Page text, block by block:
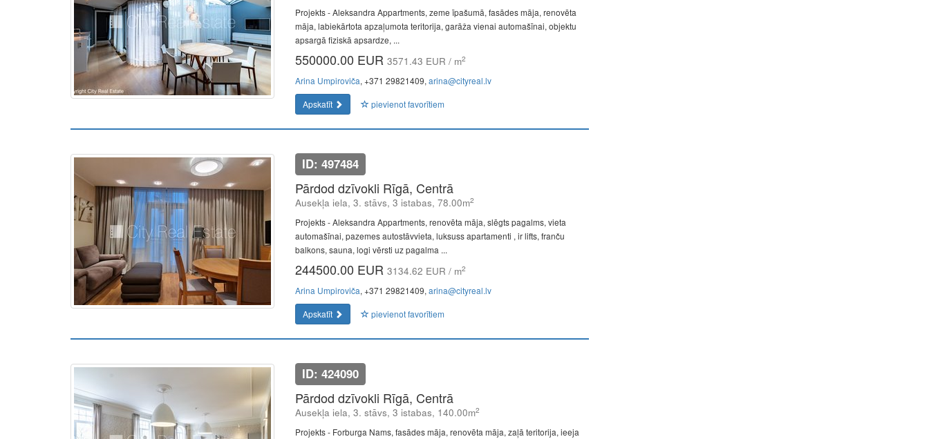
Projekts - Aleksandra Appartments, zeme īpašumā, fasādes māja, renovēta
māja, labiekārtota apzaļumota teritorija, garāža vienai automašīnai, objektu
apsargā fiziskā apsardze, ...
550000.00 EUR 3571.43 EUR / m2
Arina Umpiroviča, +371 29821409, arina@cityreal.lv
Apskatīt
pievienot favorītiem
ID: 497484
Pārdod dzīvokli Rīgā, Centrā
Ausekļa iela, 3. stāvs, 3 istabas, 78.00m2
Projekts - Aleksandra Appartments, renovēta māja, slēgts pagalms, vieta
automašīnai, pazemes autostāvvieta, luksuss apartamenti , ir lifts, franču
balkons, sauna, logi vērsti uz pagalma ...
244500.00 EUR 3134.62 EUR / m2
Arina Umpiroviča, +371 29821409, arina@cityreal.lv
Apskatīt
pievienot favorītiem
ID: 424090
Pārdod dzīvokli Rīgā, Centrā
Ausekļa iela, 3. stāvs, 3 istabas, 140.00m2
Projekts - Forburga Nams, fasādes māja, renovēta māja, zaļā teritorija, ieeja